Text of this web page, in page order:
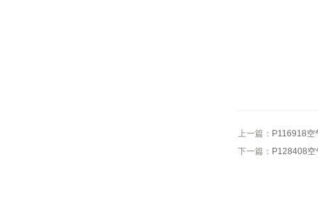
上一篇： P116918
下一篇： P128408